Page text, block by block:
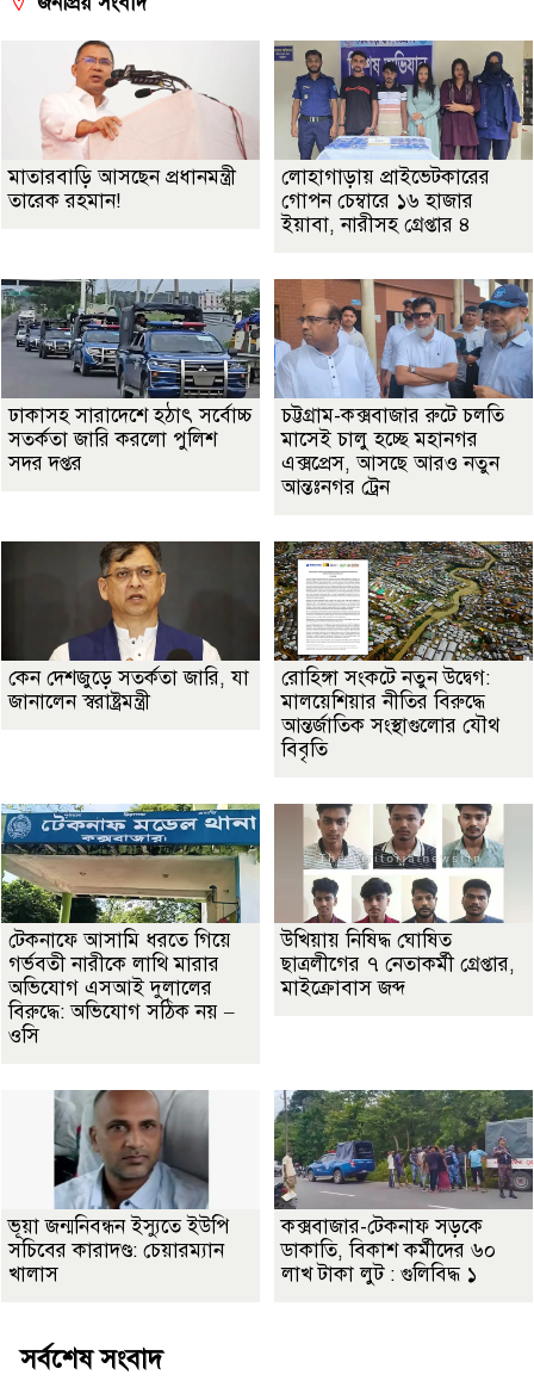
মাতারবাড়ি আসছেন প্রধানমন্ত্রী
তারেক রহমান!
লোহাগাড়ায় প্রাইভেটকারের
গোপন চেম্বারে ১৬ হাজার
ইয়াবা, নারীসহ গ্রেপ্তার ৪
ঢাকাসহ সারাদেশে হঠাৎ সর্বোচ্চ
সতর্কতা জা‌রি করলো পুলিশ
সদর দপ্তর
চট্টগ্রাম-কক্সবাজার রুটে চলতি
মাসেই চালু হচ্ছে মহানগর
এক্সপ্রেস, আসছে আরও নতুন
আন্তঃনগর ট্রেন
কেন দেশজুড়ে সতর্কতা জারি, যা
জানালেন স্বরাষ্ট্রমন্ত্রী
রোহিঙ্গা সংকটে নতুন উদ্বেগ:
মালয়েশিয়ার নীতির বিরুদ্ধে
আন্তর্জাতিক সংস্থাগুলোর যৌথ
বিবৃতি
টেকনাফে আসামি ধরতে গিয়ে
গর্ভবতী নারীকে লাথি মারার
অভিযোগ এসআই দুলালের
বিরুদ্ধে: অভিযোগ সঠিক নয় –
ওসি
উখিয়ায় নিষিদ্ধ ঘোষিত
ছাত্রলীগের ৭ নেতাকর্মী গ্রেপ্তার,
মাইক্রোবাস জব্দ
ভূয়া জন্মনিবন্ধন ইস্যুতে ইউপি
সচিবের কারাদণ্ড: চেয়ারম্যান
খালাস
কক্সবাজার-টেকনাফ সড়কে
ডাকাতি, বিকাশ কর্মীদের ৬০
লাখ টাকা লুট : গুলিবিদ্ধ ১
সর্বশেষ সংবাদ